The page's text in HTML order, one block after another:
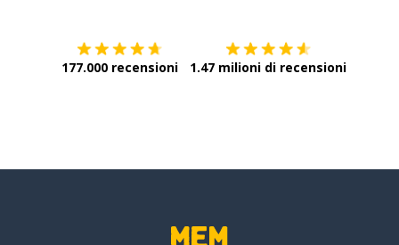
177.000 recensioni 1.47 milioni di recensioni